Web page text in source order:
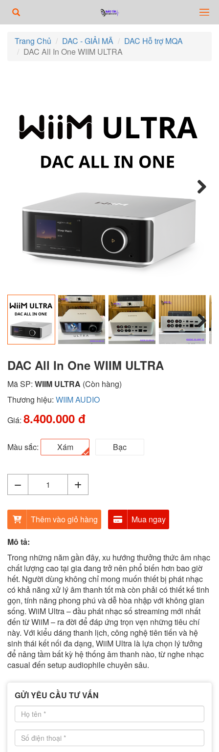
Trang Chủ DAC - GIẢI MÃ
DAC Hỗ trợ MQA
DAC All In One WIIM ULTRA
Next
Next
DAC All In One WIIM ULTRA
Mã SP: WIIM ULTRA (Còn hàng)
Thương hiệu: WIIM AUDIO
Giá: 8.400.000 đ
Màu sắc: Xám Bạc
Thêm vào giỏ hàng
Mua ngay
Mô tả:
Trong những năm gần đây, xu hướng thưởng thức âm nhạc
chất lượng cao tại gia đang trở nên phổ biến hơn bao giờ
hết. Người dùng không chỉ mong muốn thiết bị phát nhạc
có khả năng xử lý âm thanh tốt mà còn phải có thiết kế tinh
gọn, tính năng phong phú và dễ hòa nhập với không gian
sống. WiiM Ultra – đầu phát nhạc số streaming mới nhất
đến từ WiiM – ra đời để đáp ứng trọn vẹn những tiêu chí
này. Với kiểu dáng thanh lịch, công nghệ tiên tiến và hệ
sinh thái kết nối đa dạng, WiiM Ultra là lựa chọn lý tưởng
để nâng tầm bất kỳ hệ thống âm thanh nào, từ nghe nhạc
casual đến setup audiophile chuyên sâu.
GỬI YÊU CẦU TƯ VẤN